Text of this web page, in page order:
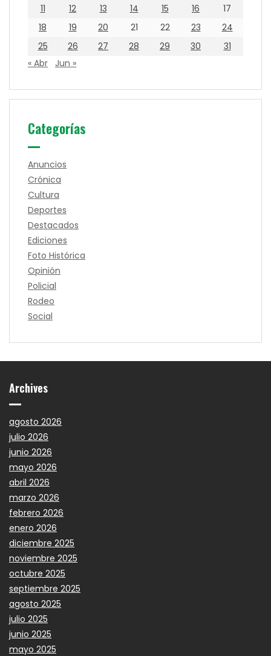
11
12 13 14 15 16
17
18
19 20 21 22 23
24
25
26 27 28 29 30
31
« Abr
Jun »
Categorías
Anuncios
Crónica
Cultura
Deportes
Destacados
Ediciones
Foto Histórica
Opinión
Policial
Rodeo
Social
Archives
agosto 2026
julio 2026
junio 2026
mayo 2026
abril 2026
marzo 2026
febrero 2026
enero 2026
diciembre 2025
noviembre 2025
octubre 2025
septiembre 2025
agosto 2025
julio 2025
junio 2025
mayo 2025